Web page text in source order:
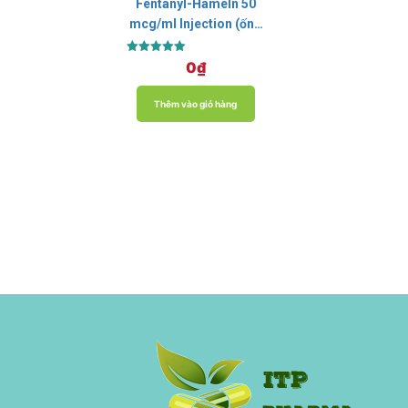
Fentanyl-Hameln 50
mcg/ml Injection (ống
10ml)
5.00
0₫
Thêm vào giỏ hàng